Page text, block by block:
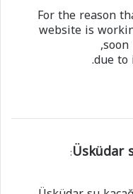
For the reason
website is
due to
Üsküdar
: